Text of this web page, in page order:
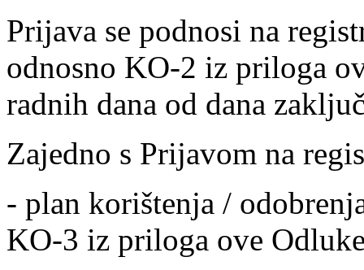
Prijava se podnosi na
odnosno KO-2 iz priloga
radnih dana od dana
Zajedno s Prijavom na
- plan korištenja /
KO-3 iz priloga ove